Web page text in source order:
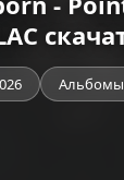
Альбомы